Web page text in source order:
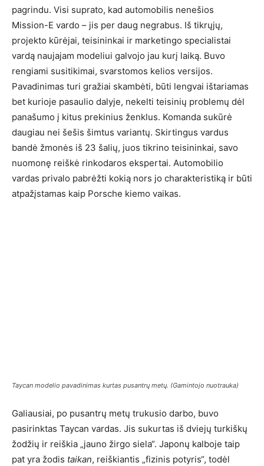
pagrindu. Visi suprato, kad automobilis nenešios
Mission-E vardo – jis per daug negrabus. Iš tikrųjų,
projekto kūrėjai, teisininkai ir marketingo specialistai
vardą naujajam modeliui galvojo jau kurį laiką. Buvo
rengiami susitikimai, svarstomos kelios versijos.
Pavadinimas turi gražiai skambėti, būti lengvai ištariamas
bet kurioje pasaulio dalyje, nekelti teisinių problemų dėl
panašumo į kitus prekinius ženklus. Komanda sukūrė
daugiau nei šešis šimtus variantų. Skirtingus vardus
bandė žmonės iš 23 šalių, juos tikrino teisininkai, savo
nuomonę reiškė rinkodaros ekspertai. Automobilio
vardas privalo pabrėžti kokią nors jo charakteristiką ir būti
atpažįstamas kaip Porsche kiemo vaikas.
Taycan modelio pavadinimas kurtas pusantrų metų. (Gamintojo nuotrauka)
Galiausiai, po pusantrų metų trukusio darbo, buvo
pasirinktas Taycan vardas. Jis sukurtas iš dviejų turkiškų
žodžių ir reiškia „jauno žirgo siela“. Japonų kalboje taip
pat yra žodis taikan, reiškiantis „fizinis potyris“, todėl